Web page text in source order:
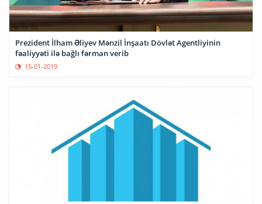
Prezident İlham Əliyev Mənzil İnşaatı Dövlət Agentliyinin
fəaliyyəti ilə bağlı fərman verib
15-01-2019